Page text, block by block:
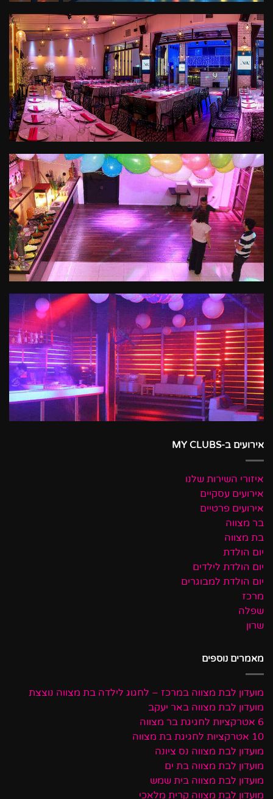
אירועים ב-MY CLUBS
איזורי השירות שלנו
אירועים עסקיים
אירועים פרטיים
בר מצווה
בת מצווה
יום הולדת
יום הולדת לילדים
יום הולדת למבוגרים
מרכז
שפלה
שרון
מאמרים נוספים
מועדון לבת מצווה במרכז – לחגוג לילדה בת מצווה נוצצת
מועדון לבת מצווה באר יעקב
6 אטרקציות לחגיגת בר מצווה
10 אטרקציות לחגיגת בת מצווה
מועדון לבת מצווה נס ציונה
מועדון לבת מצווה בת ים
מועדון לבת מצווה בית שמש
מועדון לבת מצווה קרית מלאכי